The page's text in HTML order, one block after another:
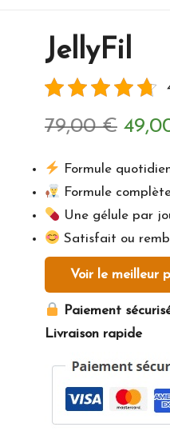
JellyFil
79,00€ Le
prix
était
Formule
Formule
Une gélule par
Satisfait ou
Voir le meilleur
Paiement
Livraison rapide